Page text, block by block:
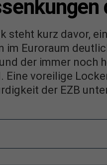
steht kurz davor,
im Euroraum
der immer noch
Eine voreilige
der EZB